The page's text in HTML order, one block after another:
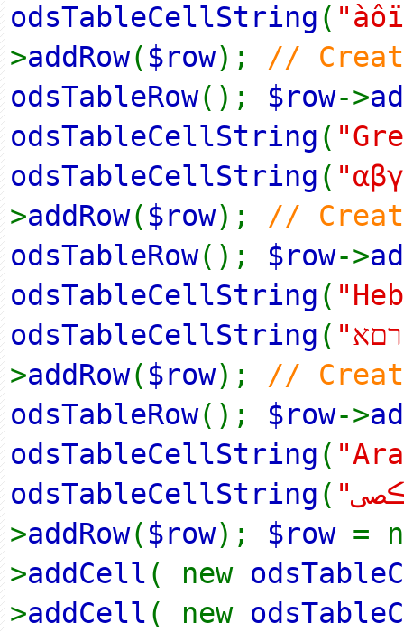
odsTableCellString (
>addRow( $row); //
odsTableRow(); $row->
odsTableCellString (
odsTableCellString (
>addRow( $row); //
odsTableRow(); $row->
odsTableCellString (
odsTableCellString (
>addRow( $row); //
odsTableRow(); $row->
odsTableCellString (
odsTableCellString (
>addRow( $row); $row =
>addCell ( new
>addCell ( new